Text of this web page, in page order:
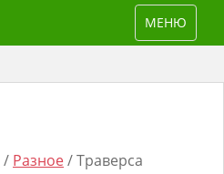
TOGGLE
МЕНЮ
/ Разное/ Траверса